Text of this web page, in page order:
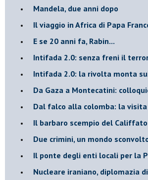
Mandela, due anni dopo
Il viaggio in Africa di Papa
E se 20 anni fa, Rabin...
Intifada 2.0: senza freni il
Intifada 2.0: la rivolta monta
Da Gaza a Montecatini:
Dal falco alla colomba: la visita
Il barbaro scempio del
Due crimini, un mondo
Il ponte degli enti locali per la
Nucleare iraniano, diplomazia